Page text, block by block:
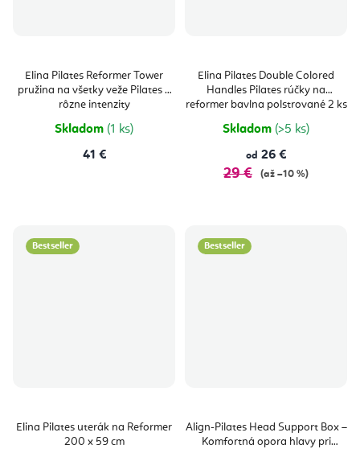
Elina Pilates Reformer Tower
pružina na všetky veže Pilates 3
rôzne intenzity
Skladom (1 ks)
41 €
Elina Pilates Double Colored
Handles Pilates rúčky na
reformer bavlna polstrované 2 ks
Skladom (>5 ks)
od 26 €
29 € (až –10 %)
Bestseller
Elina Pilates uterák na Reformer
200 x 59 cm
Bestseller
Align-Pilates Head Support Box –
Komfortná opora hlavy pri